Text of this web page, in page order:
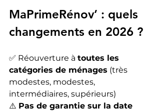
MaPrimeRénov’ : quels
changements en 2026 ?
✅ Réouverture à toutes les
catégories de ménages (très
modestes, modestes,
intermédiaires, supérieurs)
⚠️ Pas de garantie sur la date